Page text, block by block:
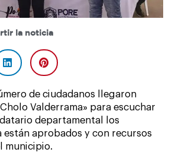
la noticia
de ciudadanos llegaron
Valderrama» para escuchar
departamental los
están aprobados y con recursos
municipio.